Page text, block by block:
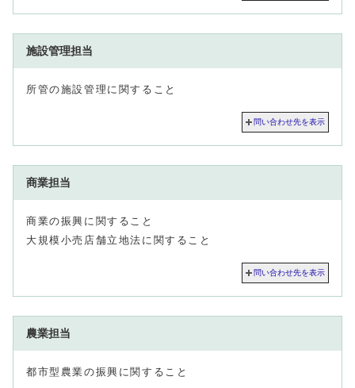
施設管理担当
所管の施設管理に関すること
問い合わせ先を表示
商業担当
商業の振興に関すること
大規模小売店舗立地法に関すること
問い合わせ先を表示
農業担当
都市型農業の振興に関すること